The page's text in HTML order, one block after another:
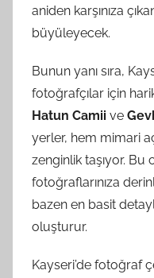
aniden karşınıza
büyüleyecek.
Bunun yanı sıra,
fotoğrafçılar için
Hatun Camii ve
yerler, hem mimari
zenginlik taşıyor. Bu
fotoğraflarınıza
bazen en basit
oluşturur.
Kayseri’de fotoğraf